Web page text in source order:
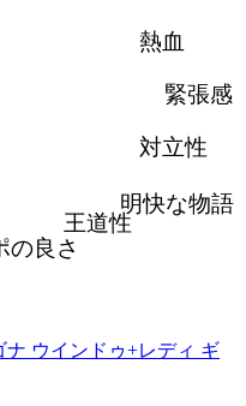
熱血
緊張感
対立性
明快な物語
王道性
の良さ
ウインドゥ+レディ ギ